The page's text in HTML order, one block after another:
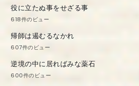
役に立たぬ事をせざる事
618件のビュー
帰師は遏むるなかれ
607件のビュー
逆境の中に居ればみな薬石
600件のビュー